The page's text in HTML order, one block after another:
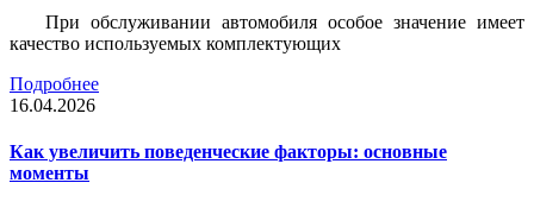
При обслуживании автомобиля особое значение имеет
качество используемых комплектующих
Подробнее
16.04.2026
Как увеличить поведенческие факторы: основные
моменты